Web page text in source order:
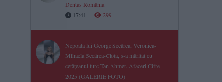
Dentas România
17:41
299
Nepoata lui George Secărea, Veronica-
Mihaela Secărea-Ciota, s-a măritat cu
cetățeanul turc Tan Ahmet. Afaceri Cifre
2025 (GALERIE FOTO)